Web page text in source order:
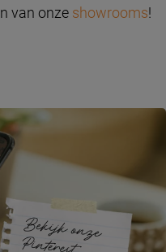
van onze showrooms!